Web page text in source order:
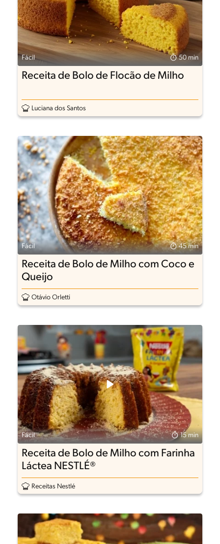
Fácil 50 min
Receita de Bolo de Flocão de Milho
Luciana dos Santos
Fácil 45 min
Receita de Bolo de Milho com Coco e
Queijo
Otávio Orletti
Fácil 15 min
Receita de Bolo de Milho com Farinha
Láctea NESTLÉ®
Receitas Nestlé